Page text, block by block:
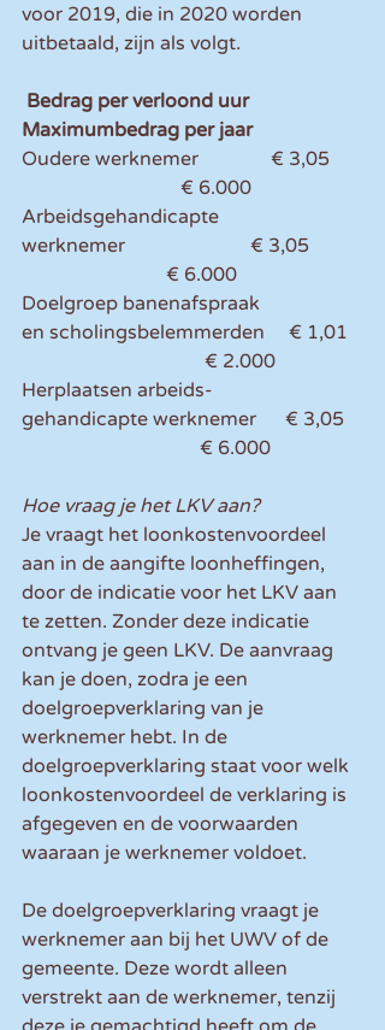
voor 2019, die in 2020 worden
uitbetaald, zijn als volgt.
Bedrag per verloond uur
Maximumbedrag per jaar
Oudere werknemer               € 3,05
                                 € 6.000
Arbeidsgehandicapte
werknemer                          € 3,05
                              € 6.000
Doelgroep banenafspraak
en scholingsbelemmerden     € 1,01
                                      € 2.000
Herplaatsen arbeids-
gehandicapte werknemer      € 3,05
                                     € 6.000
Hoe vraag je het LKV aan?
Je vraagt het loonkostenvoordeel
aan in de aangifte loonheffingen,
door de indicatie voor het LKV aan
te zetten. Zonder deze indicatie
ontvang je geen LKV. De aanvraag
kan je doen, zodra je een
doelgroepverklaring van je
werknemer hebt. In de
doelgroepverklaring staat voor welk
loonkostenvoordeel de verklaring is
afgegeven en de voorwaarden
waaraan je werknemer voldoet.
De doelgroepverklaring vraagt je
werknemer aan bij het UWV of de
gemeente. Deze wordt alleen
verstrekt aan de werknemer, tenzij